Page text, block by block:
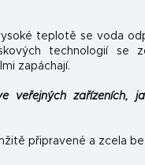
teplotě se voda
technologií se
zapáchají.
zařízeních,
připravené a zcela